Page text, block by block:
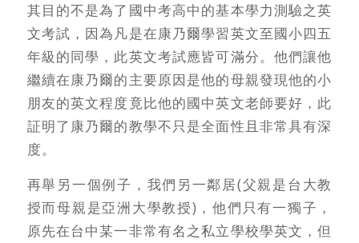
其目的不是為了國中考高中的基本學力測驗之英
文考試，因為凡是在康乃爾學習英文至國小四五
年級的同學，此英文考試應皆可滿分。他們讓他
繼續在康乃爾的主要原因是他的母親發現他的小
朋友的英文程度竟比他的國中英文老師要好，此
証明了康乃爾的教學不只是全面性且非常具有深
度。
再舉另一個例子，我們另一鄰居(父親是台大教
授而母親是亞洲大學教授)，他們只有一獨子，
原先在台中某一非常有名之私立學校學英文，但